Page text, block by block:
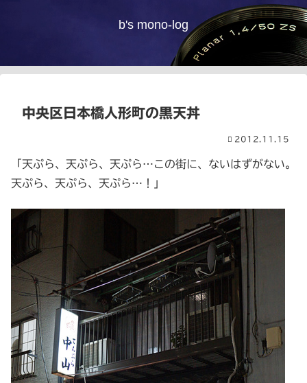
b's mono-log
中央区日本橋人形町の黒天丼
2012.11.15
「天ぷら、天ぷら、天ぷら…この街に、ないはずがない。
天ぷら、天ぷら、天ぷら…！」